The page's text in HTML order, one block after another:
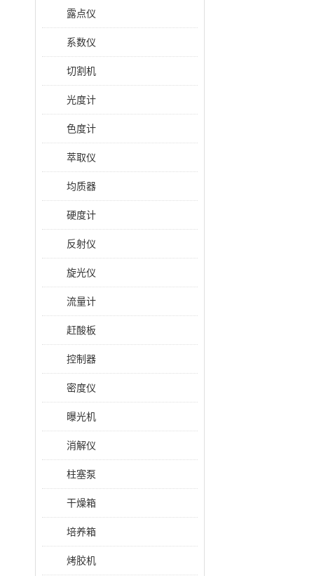
露点仪
系数仪
切割机
光度计
色度计
萃取仪
均质器
硬度计
反射仪
旋光仪
流量计
赶酸板
控制器
密度仪
曝光机
消解仪
柱塞泵
干燥箱
培养箱
烤胶机